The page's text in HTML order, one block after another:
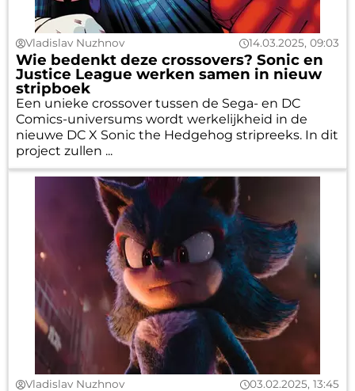
Vladislav Nuzhnov 14.03.2025, 09:03
Wie bedenkt deze crossovers? Sonic en
Justice League werken samen in nieuw
stripboek
Een unieke crossover tussen de Sega- en DC
Comics-universums wordt werkelijkheid in de
nieuwe DC X Sonic the Hedgehog stripreeks. In dit
project zullen ...
Vladislav Nuzhnov 03.02.2025, 13:45